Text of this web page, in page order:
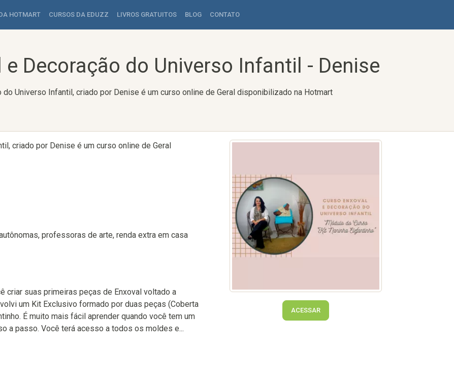
HOTMART CURSOS DA EDUZZ LIVROS GRATUITOS BLOG CONTATO
e Decoração do Universo Infantil - Denise
do Universo Infantil, criado por Denise é um curso online de Geral disponibilizado na Hotmart
criado por Denise é um curso online de Geral
professoras de arte, renda extra em casa
criar suas primeiras peças de Enxoval voltado a
um Kit Exclusivo formado por duas peças (Coberta
É muito mais fácil aprender quando você tem um
a passo. Você terá acesso a todos os moldes e...
ACESSAR